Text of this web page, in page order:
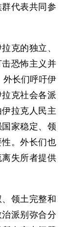
代表共同参
克的独立、
恐怖主义并
外长们呼吁伊
克社会各派
拉克人民主
家稳定、领
。外长们也
失所者提供
领土完整和
派别弥合分